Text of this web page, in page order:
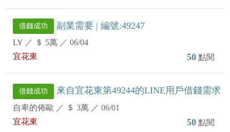
借錢成功 副業需要 | 編號:49247
LY ／ ＄ 5萬 ／ 06/04
宜花東
50 點閱
借錢成功 來自宜花東第49244的LINE用戶借錢需求
自卑的佈歐 ／ ＄ 3萬 ／ 06/01
宜花東
50 點閱